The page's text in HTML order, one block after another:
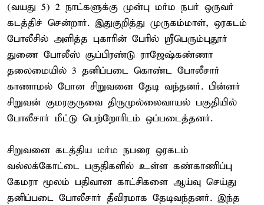
(வயது 5) 2 நாட்களுக்கு முன்பு மர்ம நபர் ஒருவர்
கடத்திச் சென்றார். இதுகுறித்து முருகம்மாள், ஒரகடம்
போலீசில் அளித்த புகாரின் பேரில் ஸ்ரீபெரும்புதூர்
துணை போலீஸ் சூப்பிரண்டு ராஜேஷ்கண்ணா
தலைமையில் 3 தனிப்படை கொண்ட போலீசார்
காணாமல் போன சிறுவனை தேடி வந்தனர். பின்னர்
சிறுவன் குமரகுருவை திருமுல்லைவாயல் பகுதியில்
போலீசார் மீட்டு பெற்றோரிடம் ஒப்படைத்தனர்.
சிறுவனை கடத்திய மர்ம நபரை ஒரகடம்
வல்லக்கோட்டை பகுதிகளில் உள்ள கண்காணிப்பு
கேமரா மூலம் பதிவான காட்சிகளை ஆய்வு செய்து
தனிப்படை போலீசார் தீவிரமாக தேடிவந்தனர். இந்த